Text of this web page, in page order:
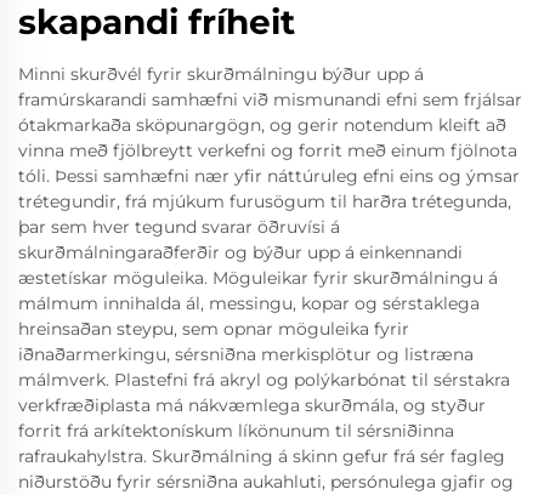
skapandi fríheit
Minni skurðvél fyrir skurðmálningu býður upp á
framúrskarandi samhæfni við mismunandi efni sem frjálsar
ótakmarkaða sköpunargögn, og gerir notendum kleift að
vinna með fjölbreytt verkefni og forrit með einum fjölnota
tóli. Þessi samhæfni nær yfir náttúruleg efni eins og ýmsar
trétegundir, frá mjúkum furusögum til harðra trétegunda,
þar sem hver tegund svarar öðruvísi á
skurðmálningaraðferðir og býður upp á einkennandi
æstetískar möguleika. Möguleikar fyrir skurðmálningu á
málmum innihalda ál, messingu, kopar og sérstaklega
hreinsaðan steypu, sem opnar möguleika fyrir
iðnaðarmerkingu, sérsniðna merkisplötur og listræna
málmverk. Plastefni frá akryl og polýkarbónat til sérstakra
verkfræðiplasta má nákvæmlega skurðmála, og styður
forrit frá arkítektonískum líkönunum til sérsniðinna
rafraukahylstra. Skurðmálning á skinn gefur frá sér fagleg
niðurstöðu fyrir sérsniðna aukahluti, persónulega gjafir og